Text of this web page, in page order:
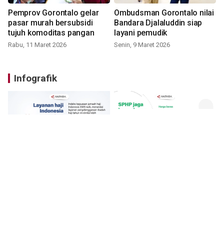
Pemprov Gorontalo gelar
pasar murah bersubsidi
tujuh komoditas pangan
Rabu, 11 Maret 2026
Ombudsman Gorontalo nilai
Bandara Djalaluddin siap
layani pemudik
Senin, 9 Maret 2026
Infografik